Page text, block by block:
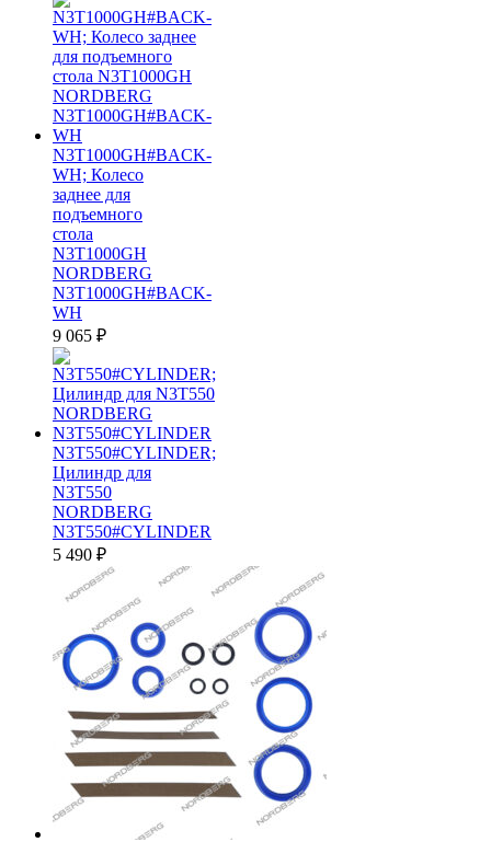
N3T1000GH#BACK-
WH; Колесо
заднее для
подъемного
стола
N3T1000GH
NORDBERG
N3T1000GH#BACK-
WH
9 065 ₽
N3T550#CYLINDER;
Цилиндр для
N3T550
NORDBERG
N3T550#CYLINDER
5 490 ₽